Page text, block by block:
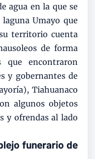
agua en la que se
Umayo que
territorio cuenta
de forma
que encontraron
y gobernantes de
Tiahuanaco
algunos objetos
y ofrendas al lado
funerario de